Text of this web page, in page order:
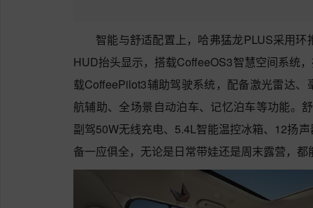
智能与舒适配置上，哈弗猛龙PLUS采用
HUD抬头显示，搭载CoffeeOS3智慧空间系统
载CoffeePilot3辅助驾驶系统，配备激光雷达
航辅助、全场景自动泊车、记忆泊车等功能。
副驾50W无线充电、5.4L智能温控冰箱、12扬
备一应俱全，无论是日常带娃还是周末露营，